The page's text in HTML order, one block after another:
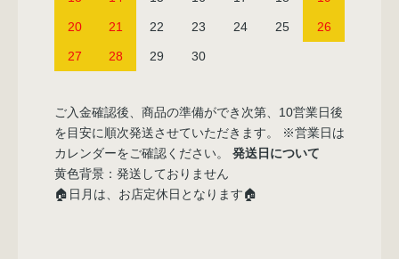
20 21 22 23 24 25 26
27 28 29 30
ご入金確認後、商品の準備ができ次第、10営業日後
を目安に順次発送させていただきます。 ※営業日は
カレンダーをご確認ください。 発送日について
黄色背景：発送しておりません
🏠日月は、お店定休日となります🏠